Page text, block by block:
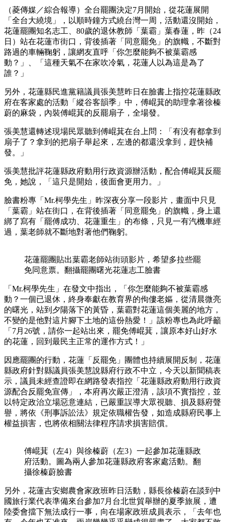
（菱傳媒／綜合報導）全台罷團決定7月開始，從花蓮展開
「全台大繞境」，以順時鐘方式繞台灣一周，活動還沒開始，
花蓮罷團知名志工、80歲的退休教師「葉霸」葉春蓮，昨（24
日）站在花蓮市街口，背後插著「同意罷免」的旗幟，不斷對
路過的車輛鞠躬，讓網友直呼「你怎麼能夠不被葉霸感
動？」、「這種天氣不在家吹冷氣，花蓮人以為這是為了
誰？」
另外，花蓮縣民進黨籍議員張美慧昨日在臉書上指控花蓮縣政
府在客家處的活動「縱谷客韻季」中，傅崐萁的助理拿著徐榛
蔚的麻袋，內裝傅崐萁的反罷扇子，全場發。
張美慧還轉述現場民眾聽到傅崐萁在台上問：「有没有都拿到
扇子了？拿到的把扇子舉起來，左邊的都還没拿到，趕快補
發。」
張美慧批評花蓮縣政府動用行政資源辦活動，配合傅崐萁反罷
免，她說，「這只是開始，後面會更用力。」
臉書粉專「Mr.柯學先生」昨深夜分享一段影片，畫面中只見
「葉霸」站在街口，在背後插著「同意罷免」的旗幟，身上還
綁了寫有「罷傅成功、花蓮重生」的布條，只見一有汽機車經
過，葉老師就不斷地對著他們鞠躬。
花蓮罷團貼出葉霸老師站街頭影片，希望多拉些罷
免同意票。翻攝罷團曙光花蓮志工臉書
「Mr.柯學先生」在發文中指出，「你怎麼能夠不被葉霸感
動？一個已退休，終身奉獻在教育界的佝僂老嫗，從清晨微亮
的曙光，站到夕陽落下的黃昏，葉霸對花蓮這個美麗的地方，
不變的是他對這片腳下土地的這份熱愛！」該粉專也為此呼籲
「7月26號，請你一起站出來，罷免傅崐萁，讓原本好山好水
的花蓮，回到最民主正常的運作方式！」
因應罷團的行動，花蓮「反罷免」團體也持續展開反制，花蓮
縣政府針對縣議員張美慧說縣府行政不中立，今天以新聞稿表
示，議員未經查證即在網路發表指控「花蓮縣政府動用行政資
源配合反罷免宣傳」，本府再次嚴正澄清，該項不實指控，並
以特定政治立場惡意連結，已嚴重誤導大眾視聽、損及縣府聲
譽，將依《刑事訴訟法》規定依職權告發，如造成縣府民事上
權益損害，也將依相關法律程序請求損害賠償。
傅崐萁（左4）與徐榛蔚（左3）一起參加花蓮縣政
府活動。圖為兩人參加花蓮縣政府客家處活動。翻
攝徐榛蔚臉書
另外，花蓮吉安鄉農會家政班昨日活動，縣長徐榛蔚在談到中
國旅行業代表準備來台參加7月台北世貿舉辦的夏季旅展，遭
陸委會擋下無法成行一事，向在場家政班成員表示，「去年也